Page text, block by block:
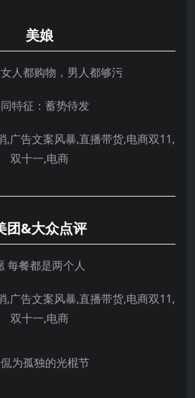
美娘
人都购物，男人都够污
特征：蓄势待发
团&大众点评
每餐都是两个人
为孤独的光棍节